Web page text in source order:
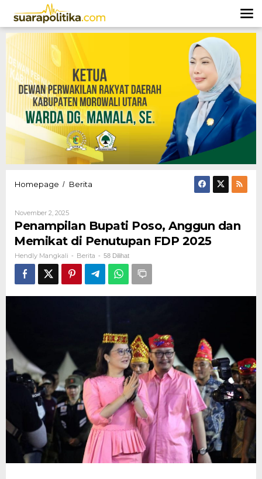
konten
Homepage / Berita
dan
Memikat
di
Penutupan
FDP
2025
November 2, 2025Oleh
Hendly
Mangkali
Penampilan Bupati Poso, Anggun dan
Memikat di Penutupan FDP 2025
Hendly Mangkali - Berita - 58 Dilihat